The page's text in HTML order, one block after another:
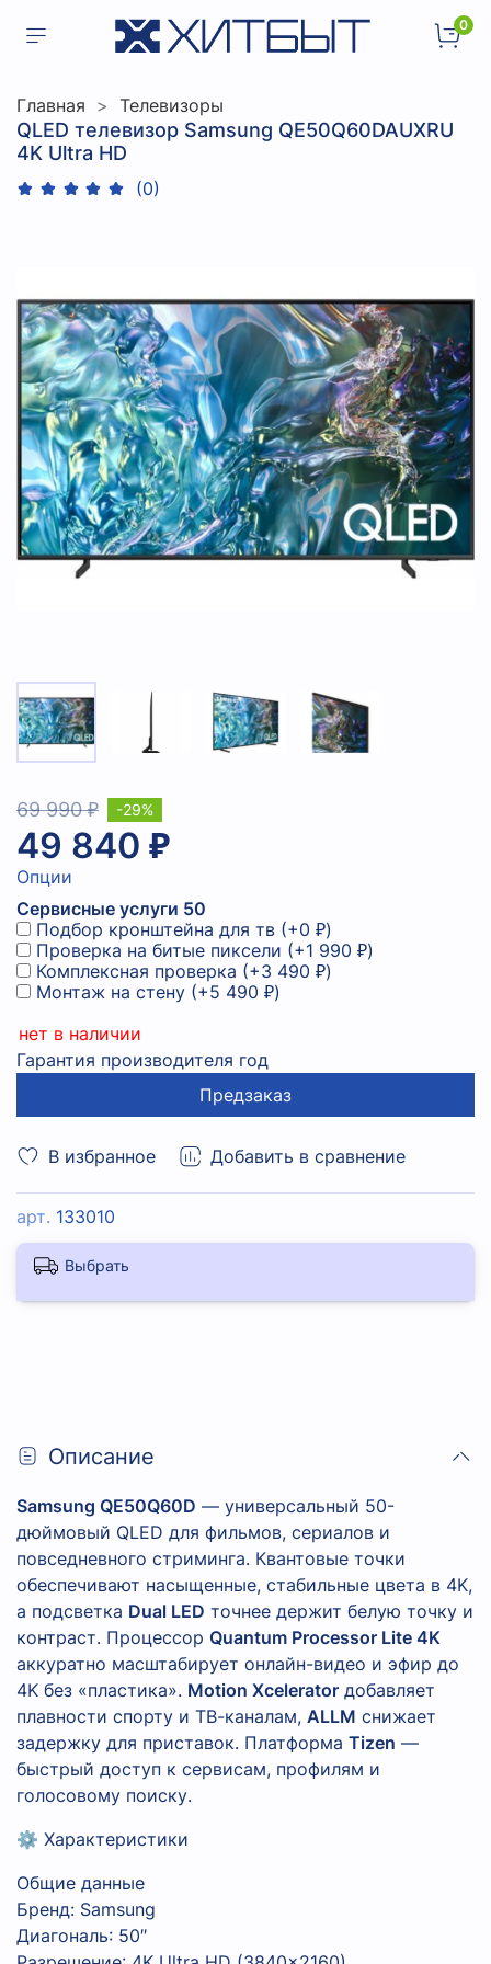
0
Главная Телевизоры
QLED телевизор Samsung QE50Q60DAUXRU
4K Ultra HD
(0)
В избранное Добавить в сравнение
арт. 133010
69 990 ₽
49 840 ₽
-29%
Опции
Сервисные услуги 50
Подбор кронштейна для тв (+0 ₽)
Проверка на битые пиксели (+1 990 ₽)
Комплексная проверка (+3 490 ₽)
Монтаж на стену (+5 490 ₽)
нет в наличии
Гарантия производителя год
Предзаказ
Выбрать
Описание
Samsung QE50Q60D — универсальный 50-
дюймовый QLED для фильмов, сериалов и
повседневного стриминга. Квантовые точки
обеспечивают насыщенные, стабильные цвета в 4K,
а подсветка Dual LED точнее держит белую точку и
контраст. Процессор Quantum Processor Lite 4K
аккуратно масштабирует онлайн-видео и эфир до
4K без «пластика». Motion Xcelerator добавляет
плавности спорту и ТВ-каналам, ALLM снижает
задержку для приставок. Платформа Tizen —
быстрый доступ к сервисам, профилям и
голосовому поиску.
⚙️ Характеристики
Общие данные
Бренд: Samsung
Диагональ: 50″